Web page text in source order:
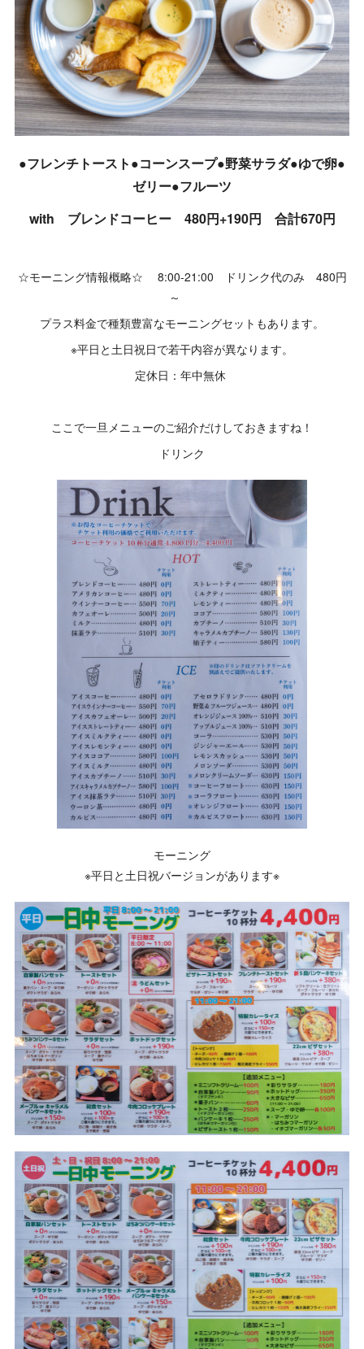
●フレンチトースト●コーンスープ●野菜サラダ●ゆで卵●
ゼリー●フルーツ
with ブレンドコーヒー 480円+190円 合計670円
☆モーニング情報概略☆ 8:00-21:00 ドリンク代のみ 480円
～
プラス料金で種類豊富なモーニングセットもあります。
※平日と土日祝日で若干内容が異なります。
定休日：年中無休
ここで一旦メニューのご紹介だけしておきますね！
ドリンク
モーニング
※平日と土日祝バージョンがあります※